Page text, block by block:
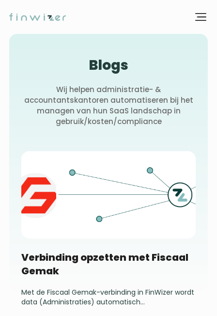
Blogs
Wij helpen administratie- &
accountantskantoren automatiseren bij het
managen van hun SaaS landschap in
gebruik/kosten/compliance
Verbinding opzetten met Fiscaal
Gemak
Met de Fiscaal Gemak-verbinding in FinWizer wordt
data (Administraties) automatisch...